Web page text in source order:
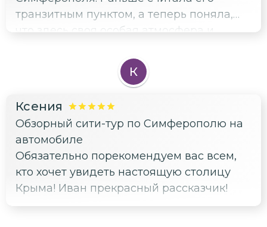
транзитным пунктом, а теперь поняла,
что здесь своя особая атмосфера и
К
Ксения
Обзорный сити-тур по Симферополю на
автомобиле
Обязательно порекомендуем вас всем,
кто хочет увидеть настоящую столицу
Крыма! Иван прекрасный рассказчик!